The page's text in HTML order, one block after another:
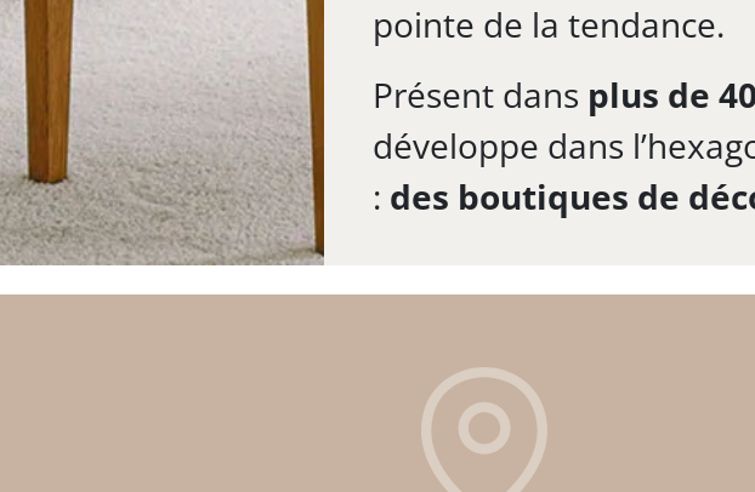
pointe de la tendance.
Présent dans plus de
développe dans
: des boutiques de